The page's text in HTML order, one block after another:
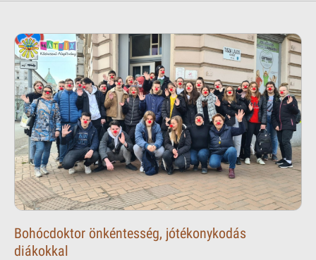
Bohócdoktor önkéntesség, jótékonykodás
diákokkal